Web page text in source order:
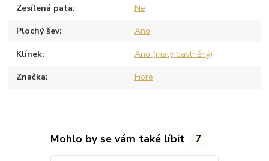
Zesílená pata Ne
Plochý šev Ano
Klínek Ano (malý bavlněný)
Značka Fiore
Mohlo by se vám také líbit 7